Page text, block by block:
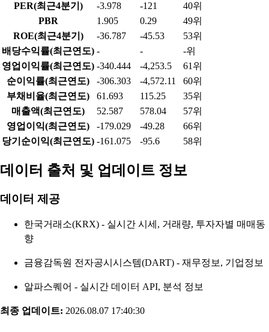
PER(최근4분기)
-3.978 -121
40위
PBR
1.905 0.29
49위
ROE(최근4분기)
-36.787 -45.53
53위
배당수익률(최근연도) - -
-위
영업이익률(최근연도) -340.444 -4,253.5
61위
순이익률(최근연도)
-306.303 -4,572.11
60위
부채비율(최근연도)
61.693 115.25
35위
매출액(최근연도)
52.587 578.04
57위
영업이익(최근연도)
-179.029 -49.28
66위
당기순이익(최근연도) -161.075 -95.6 58위
데이터 출처 및 업데이트 정보
데이터 제공
한국거래소(KRX) - 실시간 시세, 거래량, 투자자별 매매동
향
금융감독원 전자공시시스템(DART) - 재무정보, 기업정보
알파스퀘어 - 실시간 데이터 API, 분석 정보
최종 업데이트: 2026.08.07 17:40:30